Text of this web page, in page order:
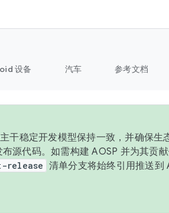
设备 汽车 参考文档
干稳定开发模型保持一致，并确保生
源代码。如需构建 AOSP 并为其贡
release 清单分支将始终引用推送到